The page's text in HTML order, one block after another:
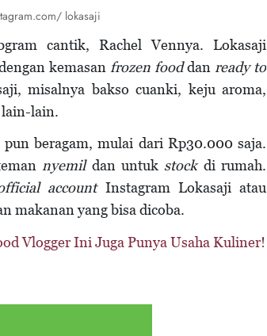
lokasaji
cantik, Rachel Vennya. Lokasaji
kemasanfrozen fooddanready to
misalnya bakso cuanki, keju aroma,
lain-lain.
beragam, mulai dari Rp30.000 saja.
nyemildan untukstockdi rumah.
accountInstagram Lokasaji atau
makanan yang bisa dicoba.
Vlogger Ini Juga Punya Usaha Kuliner!